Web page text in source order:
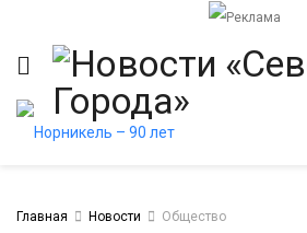
Главная Новости Общество